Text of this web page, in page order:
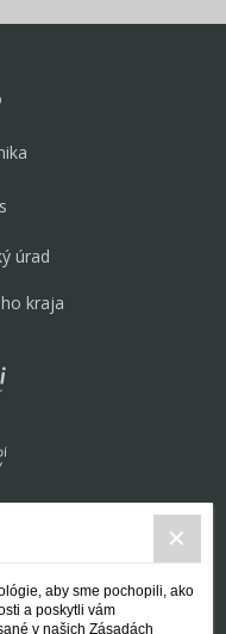
úrad
kraja
aby sme pochopili, ako
a poskytli vám
v našich Zásadách